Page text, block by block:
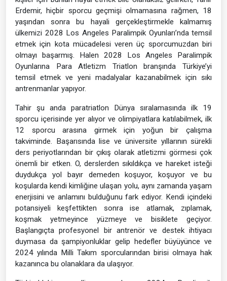
Erdemir, hiçbir sporcu geçmişi olmamasına rağmen, 18
yaşından sonra bu hayali gerçekleştirmekle kalmamış
ülkemizi 2028 Los Angeles Paralimpik Oyunları’nda temsil
etmek için kota mücadelesi veren üç sporcumuzdan biri
olmayı başarmış. Halen 2028 Los Angeles Paralimpik
Oyunlarına Para Atletizm Triatlon branşında Türkiye’yi
temsil etmek ve yeni madalyalar kazanabilmek için sıkı
antrenmanlar yapıyor.
Tahir şu anda paratriatlon Dünya sıralamasında ilk 19
sporcu içerisinde yer alıyor ve olimpiyatlara katılabilmek, ilk
12 sporcu arasına girmek için yoğun bir çalışma
takviminde. Başarısında lise ve üniversite yıllarının sürekli
ders periyotlarından bir çıkış olarak atletizmi görmesi çok
önemli bir etken. O, derslerden sıkıldıkça ve hareket isteği
duydukça yol bayır demeden koşuyor, koşuyor ve bu
koşularda kendi kimliğine ulaşan yolu, aynı zamanda yaşam
enerjisini ve anlamını bulduğunu fark ediyor. Kendi içindeki
potansiyeli keşfettikten sonra ise atlamak, zıplamak,
koşmak yetmeyince yüzmeye ve bisiklete geçiyor.
Başlangıçta profesyonel bir antrenör ve destek ihtiyacı
duymasa da şampiyonluklar gelip hedefler büyüyünce ve
2024 yılında Milli Takım sporcularından birisi olmaya hak
kazanınca bu olanaklara da ulaşıyor.